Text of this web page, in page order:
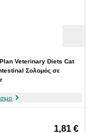
Veterinary Diets Cat
Σολομός σε
1,81 €